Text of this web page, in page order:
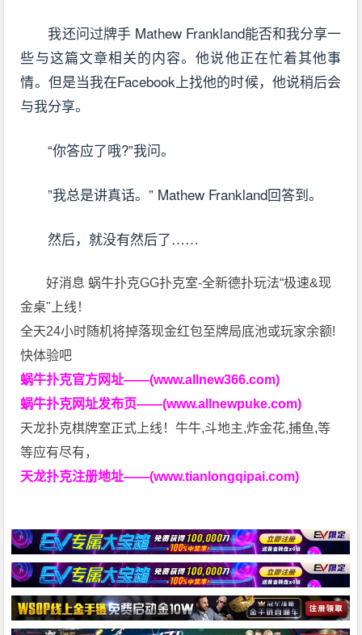
我还问过牌手 Mathew Frankland能否和我分享一
些与这篇文章相关的内容。他说他正在忙着其他事
情。但是当我在Facebook上找他的时候，他说稍后会
与我分享。
“你答应了哦?”我问。
”我总是讲真话。” Mathew Frankland回答到。
然后，就没有然后了……
好消息 蜗牛扑克GG扑克室-全新德扑玩法“极速&现
金桌"上线！
全天24小时随机将掉落现金红包至牌局底池或玩家余额!
快体验吧
蜗牛扑克官方网址——(www.allnew366.com)
蜗牛扑克网址发布页——(www.allnewpuke.com)
天龙扑克棋牌室正式上线！牛牛,斗地主,炸金花,捕鱼,等
等应有尽有，
天龙扑克注册地址——(www.tianlongqipai.com)